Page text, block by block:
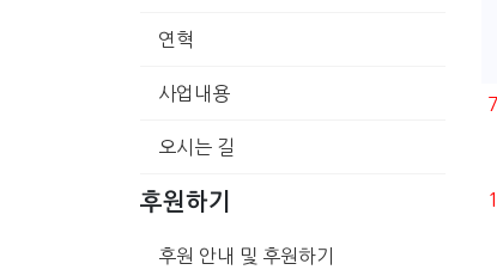
연혁
사업내용
오시는 길
후원하기
후원 안내 및 후원하기
7